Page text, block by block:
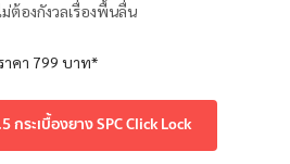
ต้องกังวลเรื่องพื้นลื่น
าคา 799 บาท*
กระเบื้องยาง SPC Click Lock